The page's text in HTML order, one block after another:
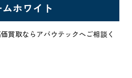
ホワイト
買取ならアバウテックへご相談く